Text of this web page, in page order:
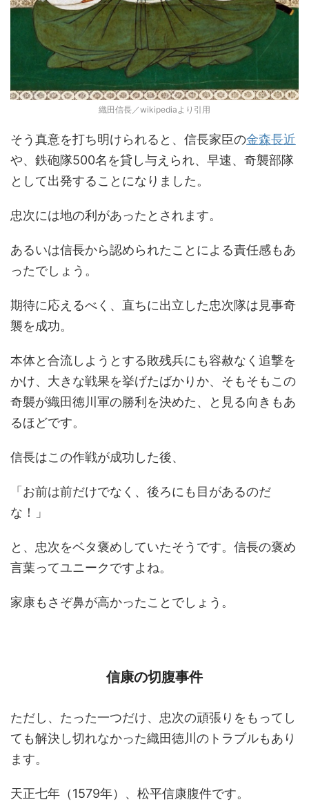
織田信長／wikipediaより引用
そう真意を打ち明けられると、信長家臣の金森長近
や、鉄砲隊500名を貸し与えられ、早速、奇襲部隊
として出発することになりました。
忠次には地の利があったとされます。
あるいは信長から認められたことによる責任感もあ
ったでしょう。
期待に応えるべく、直ちに出立した忠次隊は見事奇
襲を成功。
本体と合流しようとする敗残兵にも容赦なく追撃を
かけ、大きな戦果を挙げたばかりか、そもそもこの
奇襲が織田徳川軍の勝利を決めた、と見る向きもあ
るほどです。
信長はこの作戦が成功した後、
「お前は前だけでなく、後ろにも目があるのだ
な！」
と、忠次をベタ褒めしていたそうです。信長の褒め
言葉ってユニークですよね。
家康もさぞ鼻が高かったことでしょう。
信康の切腹事件
ただし、たった一つだけ、忠次の頑張りをもってし
ても解決し切れなかった織田徳川のトラブルもあり
ます。
天正七年（1579年）、松平信康腹件です。